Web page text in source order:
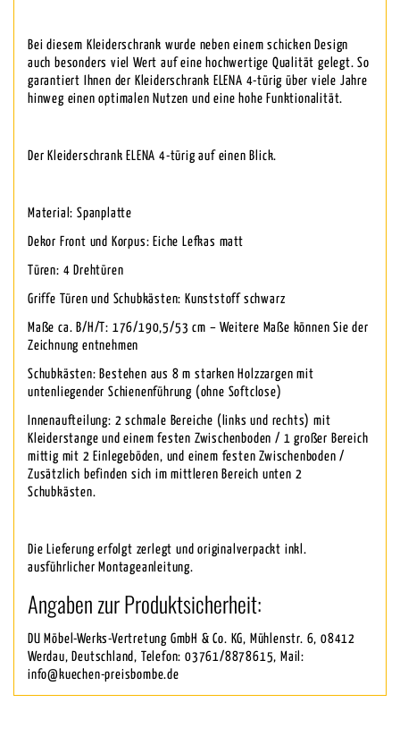
Bei diesem Kleiderschrank wurde neben einem schicken Design
auch besonders viel Wert auf eine hochwertige Qualität gelegt. So
garantiert Ihnen der Kleiderschrank ELENA 4-türig über viele Jahre
hinweg einen optimalen Nutzen und eine hohe Funktionalität.
Der Kleiderschrank ELENA 4-türig auf einen Blick.
Material: Spanplatte
Dekor Front und Korpus: Eiche Lefkas matt
Türen: 4 Drehtüren
Griffe Türen und Schubkästen: Kunststoff schwarz
Maße ca. B/H/T: 176/190,5/53 cm – Weitere Maße können Sie der
Zeichnung entnehmen
Schubkästen: Bestehen aus 8 m starken Holzzargen mit
untenliegender Schienenführung (ohne Softclose)
Innenaufteilung: 2 schmale Bereiche (links und rechts) mit
Kleiderstange und einem festen Zwischenboden / 1 großer Bereich
mittig mit 2 Einlegeböden, und einem festen Zwischenboden /
Zusätzlich befinden sich im mittleren Bereich unten 2
Schubkästen.
Die Lieferung erfolgt zerlegt und originalverpackt inkl.
ausführlicher Montageanleitung.
Angaben zur Produktsicherheit:
DU Möbel-Werks-Vertretung GmbH & Co. KG, Mühlenstr. 6, 08412
Werdau, Deutschland, Telefon: 03761/8878615, Mail:
info@kuechen-preisbombe.de